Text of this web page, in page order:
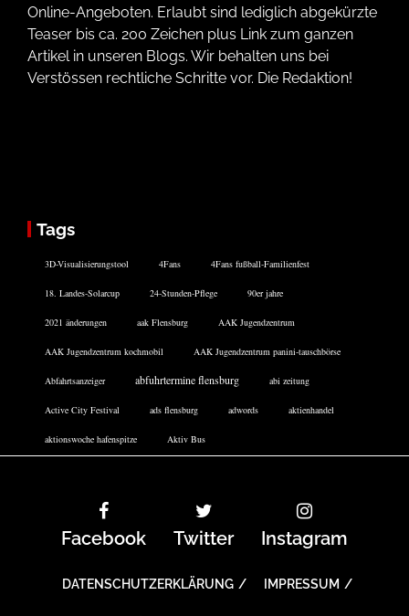
Online-Angeboten. Erlaubt sind lediglich abgekürzte
Teaser bis ca. 200 Zeichen plus Link zum ganzen
Artikel in unseren Blogs. Wir behalten uns bei
Verstössen rechtliche Schritte vor. Die Redaktion!
Tags
3D-Visualisierungstool 4Fans 4Fans fußball-Familienfest
18. Landes-Solarcup 24-Stunden-Pflege 90er jahre
2021 änderungen aak Flensburg AAK Jugendzentrum
AAK Jugendzentrum kochmobil AAK Jugendzentrum panini-tauschbörse
Abfahrtsanzeiger abfuhrtermine flensburg abi zeitung
Active City Festival ads flensburg adwords aktienhandel
aktionswoche hafenspitze Aktiv Bus
Facebook Twitter Instagram
DATENSCHUTZERKLÄRUNG IMPRESSUM